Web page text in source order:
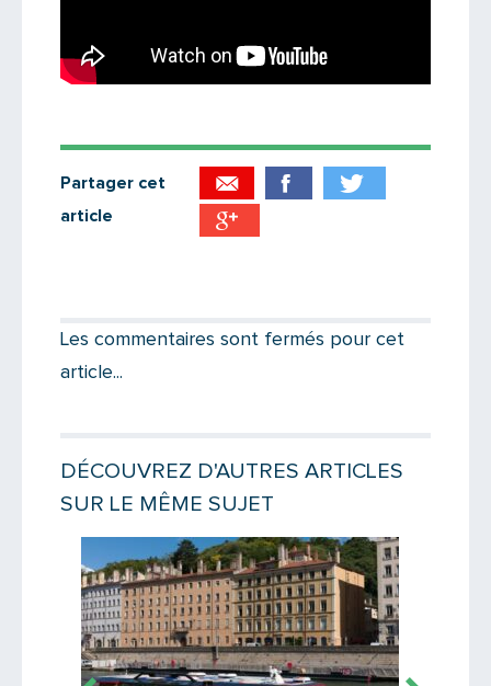
Partager cet
article
Message
Les commentaires sont fermés pour cet
article...
DÉCOUVREZ D'AUTRES ARTICLES
SUR LE MÊME SUJET
Lire la suite